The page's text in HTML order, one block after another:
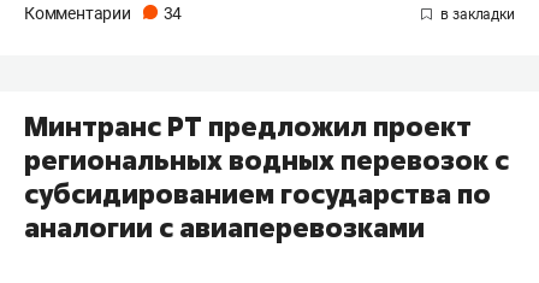
Комментарии 34
Минтранс РТ предложил проект
региональных водных перевозок с
субсидированием государства по
аналогии с авиаперевозками